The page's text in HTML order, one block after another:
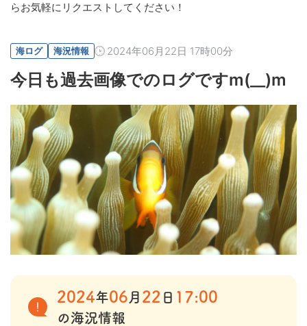
らお気軽にリクエストしてください！
海ログ 海況情報 2024年06月22日 17時00分
今日も過去画像でのログですm(__)m
2024年06 月 22 日 17:00
の海況情報